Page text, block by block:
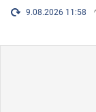
9.08.2026 11:58